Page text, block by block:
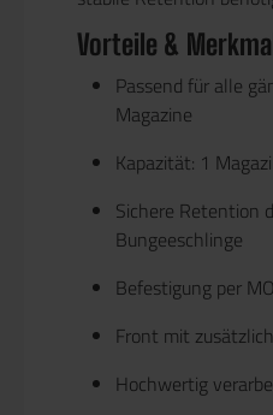
Vorteile &
Passend für alle
Magazine
Kapazität: 1
Sichere Retention
Bungeeschlinge
Befestigung per
Front mit
Hochwertig